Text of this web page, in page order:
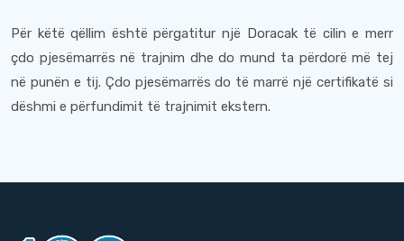
Për këtë qëllim është përgatitur një Doracak të cilin e merr
çdo pjesëmarrës në trajnim dhe do mund ta përdorë më tej
në punën e tij. Çdo pjesëmarrës do të marrë një certifikatë si
dëshmi e përfundimit të trajnimit ekstern.